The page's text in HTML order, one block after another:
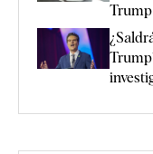
Trump